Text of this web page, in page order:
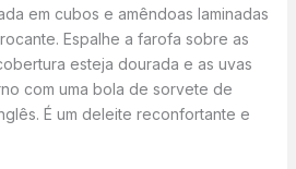
em cubos e amêndoas laminadas
Espalhe a farofa sobre as
esteja dourada e as uvas
com uma bola de sorvete de
É um deleite reconfortante e